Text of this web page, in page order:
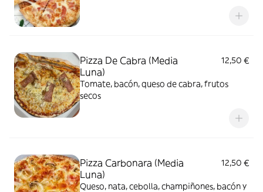
Pizza De Cabra (Media
Luna)
12,50 €
Tomate, bacón, queso de cabra, frutos
secos
Pizza Carbonara (Media
Luna)
12,50 €
Queso, nata, cebolla, champiñones, bacón y